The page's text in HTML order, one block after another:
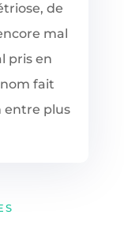
de
mal
pris en
fait
entre plus